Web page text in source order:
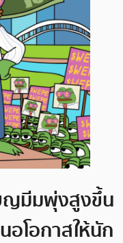
ญมีมพุ่งสูงขึ้น
อโอกาสให้นัก